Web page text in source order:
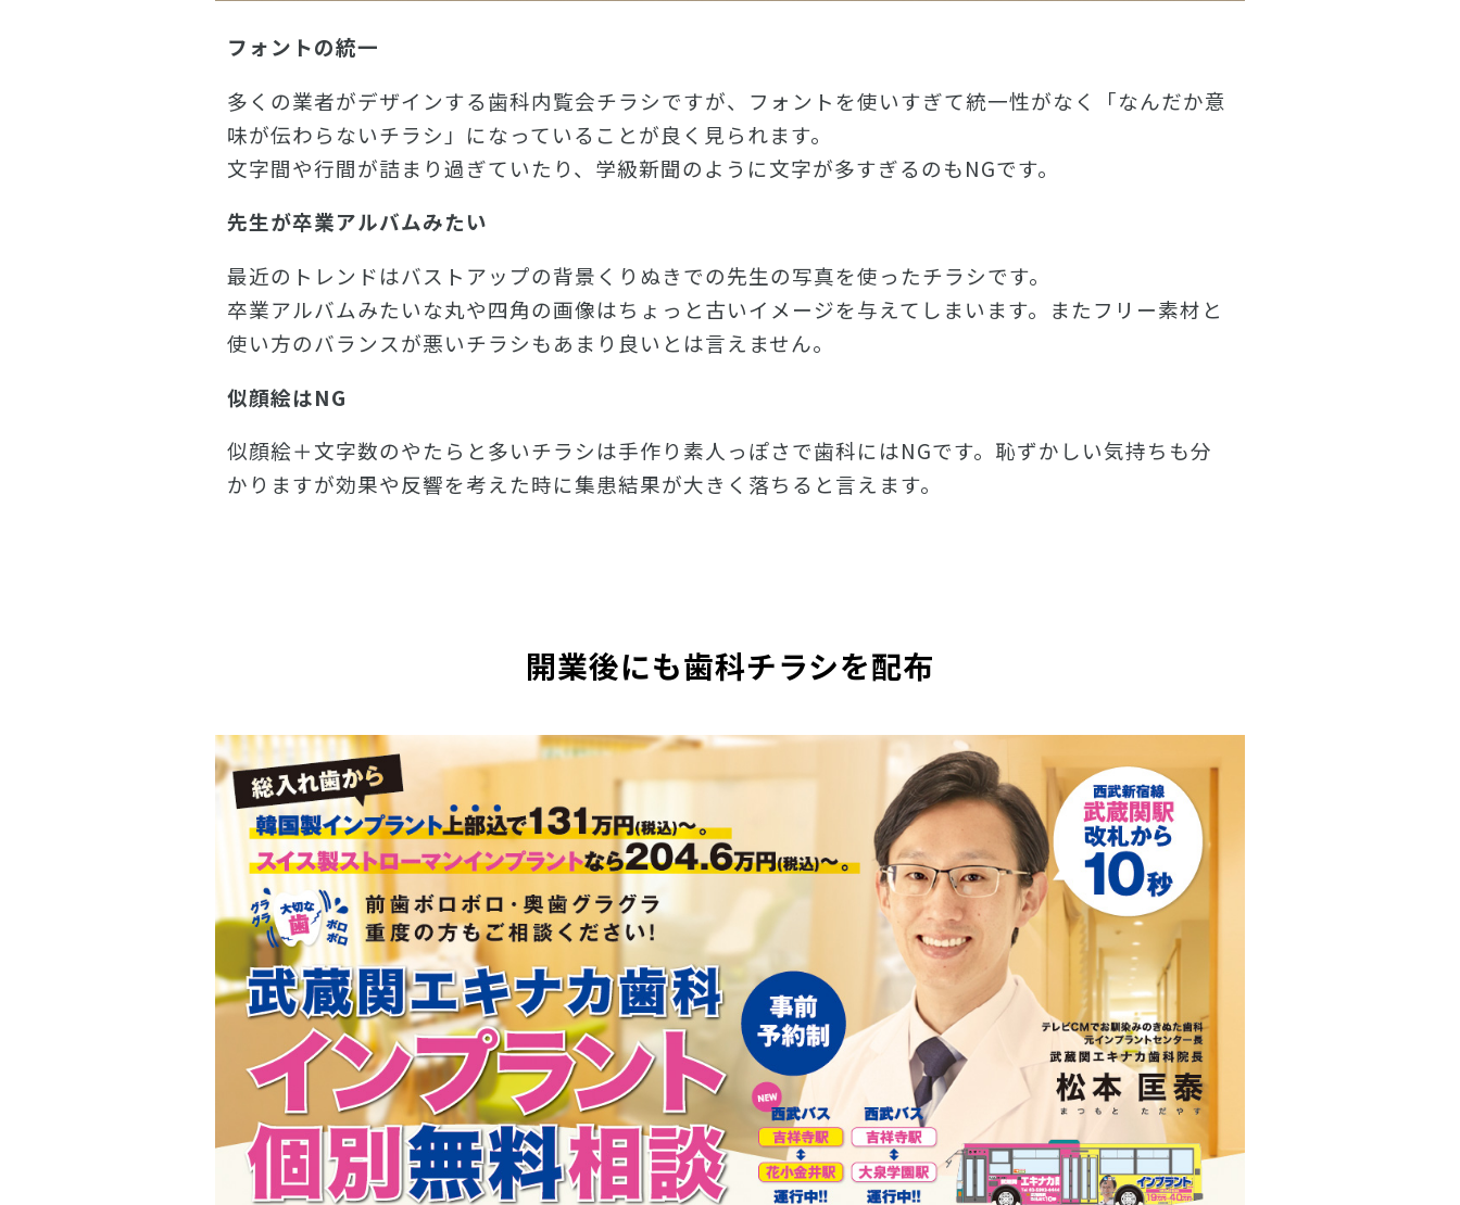
フォントの統一
多くの業者がデザインする歯科内覧会チラシですが、フォントを使いすぎて統一性がなく「なんだか意
味が伝わらないチラシ」になっていることが良く見られます。
文字間や行間が詰まり過ぎていたり、学級新聞のように文字が多すぎるのもNGです。
先生が卒業アルバムみたい
最近のトレンドはバストアップの背景くりぬきでの先生の写真を使ったチラシです。
卒業アルバムみたいな丸や四角の画像はちょっと古いイメージを与えてしまいます。またフリー素材と
使い方のバランスが悪いチラシもあまり良いとは言えません。
似顔絵はNG
似顔絵＋文字数のやたらと多いチラシは手作り素人っぽさで歯科にはNGです。恥ずかしい気持ちも分
かりますが効果や反響を考えた時に集患結果が大きく落ちると言えます。
開業後にも歯科チラシを配布